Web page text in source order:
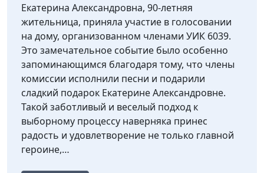
Екатерина Александровна, 90-летняя
жительница, приняла участие в голосовании
на дому, организованном членами УИК 6039.
Это замечательное событие было особенно
запоминающимся благодаря тому, что члены
комиссии исполнили песни и подарили
сладкий подарок Екатерине Александровне.
Такой заботливый и веселый подход к
выборному процессу наверняка принес
радость и удовлетворение не только главной
героине,…